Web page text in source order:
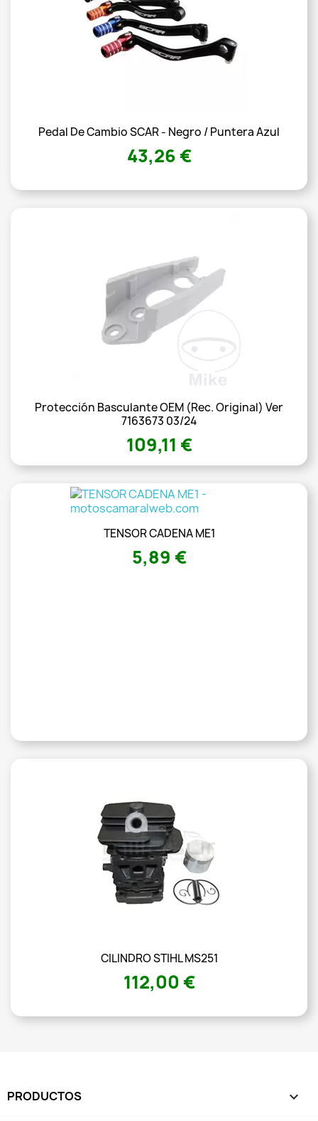
Pedal De Cambio SCAR - Negro / Puntera Azul
43,26 €
Protección Basculante OEM (Rec. Original) Ver
7163673 03/24
109,11 €
TENSOR CADENA ME1
5,89 €
CILINDRO STIHL MS251
112,00 €
PRODUCTOS 